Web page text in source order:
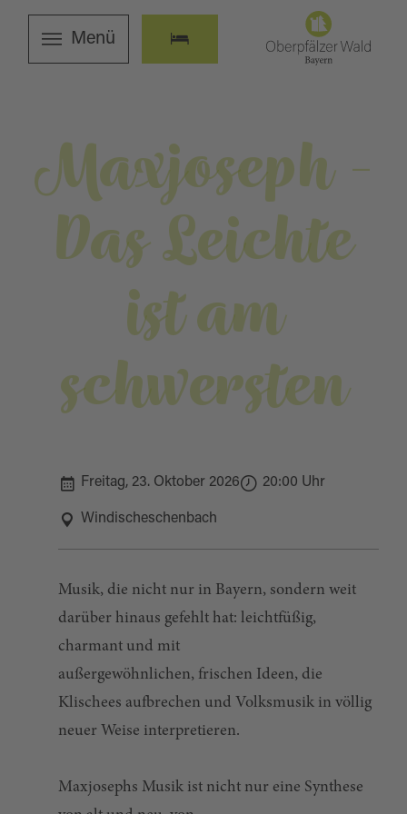
Menü
Maxjoseph -
Das Leichte
ist am
schwersten
Freitag, 23. Oktober 2026 20:00 Uhr
Windischeschenbach
Musik, die nicht nur in Bayern, sondern weit
darüber hinaus gefehlt hat: leichtfüßig,
charmant und mit
außergewöhnlichen, frischen Ideen, die
Klischees aufbrechen und Volksmusik in völlig
neuer Weise interpretieren.
Maxjosephs Musik ist nicht nur eine Synthese